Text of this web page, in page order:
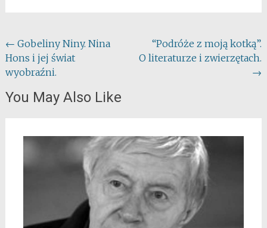
Post
navigation
← Gobeliny Niny. Nina
Hons i jej świat
wyobraźni.
“Podróże z moją kotką”.
O literaturze i zwierzętach.
→
You May Also Like